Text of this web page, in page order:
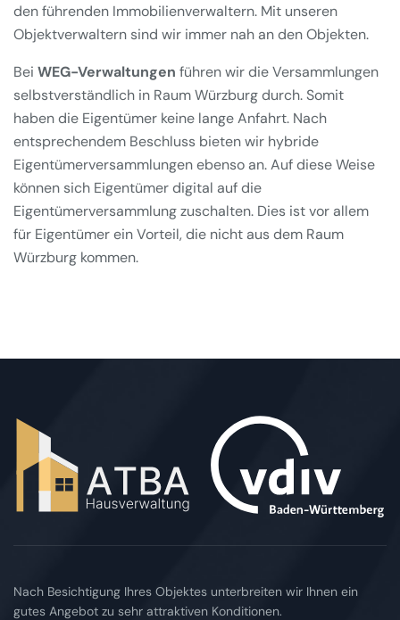
den führenden Immobilienverwaltern. Mit unseren
Objektverwaltern sind wir immer nah an den Objekten.
Bei WEG-Verwaltungen führen wir die Versammlungen
selbstverständlich in Raum Würzburg durch. Somit
haben die Eigentümer keine lange Anfahrt. Nach
entsprechendem Beschluss bieten wir hybride
Eigentümerversammlungen ebenso an. Auf diese Weise
können sich Eigentümer digital auf die
Eigentümerversammlung zuschalten. Dies ist vor allem
für Eigentümer ein Vorteil, die nicht aus dem Raum
Würzburg kommen.
Nach Besichtigung Ihres Objektes unterbreiten wir Ihnen ein
gutes Angebot zu sehr attraktiven Konditionen.